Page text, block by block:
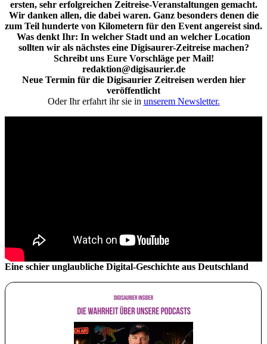
ersten, sehr erfolgreichen Zeitreise-Veranstaltungen gemacht.
Wir danken allen, die dabei waren. Ganz besonders denen die
zum Teil hunderte von Kilometern für den Event angereist sind.
Was denkt Ihr: In welcher Stadt und an welcher Location
sollten wir als nächstes eine Digisaurer-Zeitreise machen?
Schreibt uns Eure Vorschläge per Mail!
redaktion@digisaurier.de
Neue Termin für die Digisaurier Zeitreisen werden hier
veröffentlicht
Oder Ihr erfahrt ihr sie in unserem Newsletter.
Eine schier unglaubliche Digital-Geschichte aus Deutschland